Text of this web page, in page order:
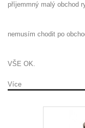
příjemmný malý obchod
nemusím chodit po
VŠE OK.
Více